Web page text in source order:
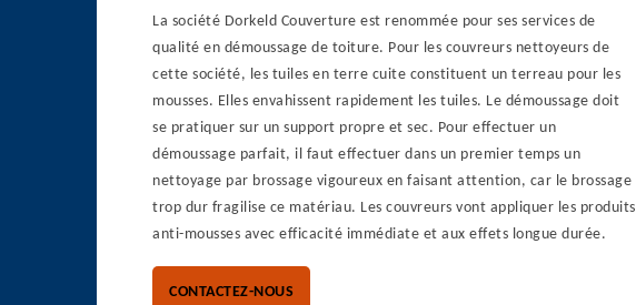
La société Dorkeld Couverture est renommée pour ses services de
qualité en démoussage de toiture. Pour les couvreurs nettoyeurs de
cette société, les tuiles en terre cuite constituent un terreau pour les
mousses. Elles envahissent rapidement les tuiles. Le démoussage doit
se pratiquer sur un support propre et sec. Pour effectuer un
démoussage parfait, il faut effectuer dans un premier temps un
nettoyage par brossage vigoureux en faisant attention, car le brossage
trop dur fragilise ce matériau. Les couvreurs vont appliquer les produits
anti-mousses avec efficacité immédiate et aux effets longue durée.
CONTACTEZ-NOUS